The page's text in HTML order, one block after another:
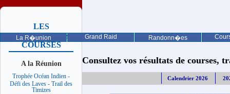
La R�union Grand Raid Randonn�es
LES
PROCHAINES
COURSES
A la Réunion
Trophée Océan Indien -
Défi des Laves - Trail des
Timizes
Consultez vos résultats de courses,
Calendrier 2026